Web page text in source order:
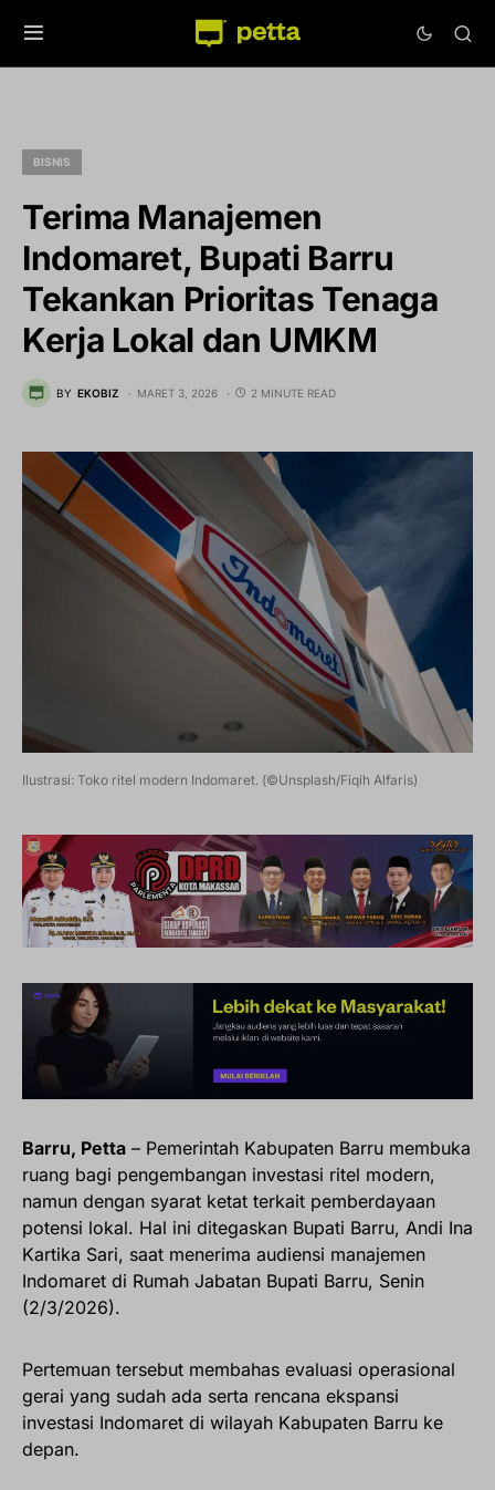
BISNIS
Terima Manajemen
Indomaret, Bupati Barru
Tekankan Prioritas Tenaga
Kerja Lokal dan UMKM
BY EKOBIZ MARET 3, 2026 2 MINUTE READ
Ilustrasi: Toko ritel modern Indomaret. (©Unsplash/Fiqih Alfaris)
Barru, Petta – Pemerintah Kabupaten Barru membuka
ruang bagi pengembangan investasi ritel modern,
namun dengan syarat ketat terkait pemberdayaan
potensi lokal. Hal ini ditegaskan Bupati Barru, Andi Ina
Kartika Sari, saat menerima audiensi manajemen
Indomaret di Rumah Jabatan Bupati Barru, Senin
(2/3/2026).
Pertemuan tersebut membahas evaluasi operasional
gerai yang sudah ada serta rencana ekspansi
investasi Indomaret di wilayah Kabupaten Barru ke
depan.